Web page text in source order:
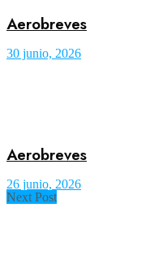
Aerobreves
30 junio, 2026
Aerobreves
26 junio, 2026
Next Post